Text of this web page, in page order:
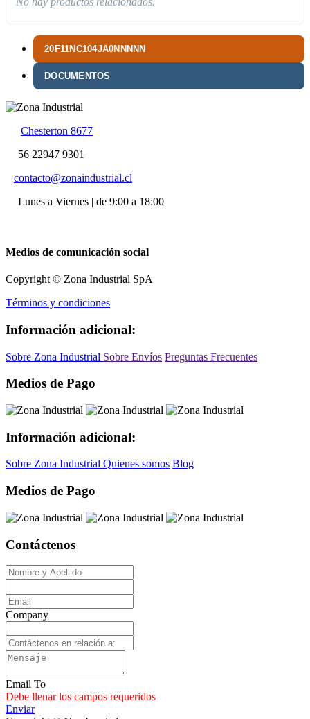
20F11NC104JA0NNNNN
DOCUMENTOS
Chesterton 8677
56 22947 9301
contacto@zonaindustrial.cl
Lunes a Viernes | de 9:00 a 18:00
Medios de comunicación social
Copyright © Zona Industrial SpA
Términos y condiciones
Información adicional:
Sobre Zona Industrial Sobre Envíos Preguntas Frecuentes
Medios de Pago
Información adicional:
Sobre Zona Industrial Quienes somos Blog
Medios de Pago
Contáctenos
Company
Email To
Debe llenar los campos requeridos
Enviar